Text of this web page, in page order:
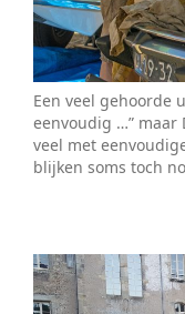
Een veel gehoorde
eenvoudig …” maar
veel met
blijken soms toch